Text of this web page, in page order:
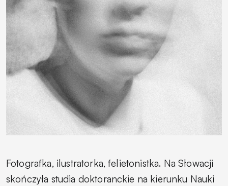
Fotografka, ilustratorka, felietonistka. Na Słowacji
skończyła studia doktoranckie na kierunku Nauki